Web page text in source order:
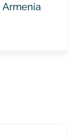
Armenia